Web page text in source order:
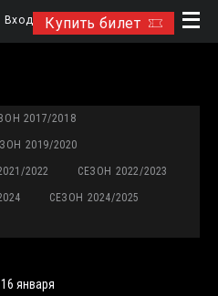
Купить билет
Вход
2017/2018
2019/2020
2022 СЕЗОН 2022/2023
СЕЗОН 2024/2025
января